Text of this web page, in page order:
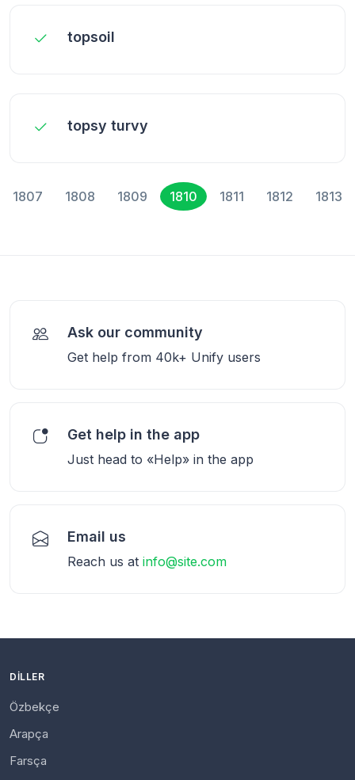
topsoil
topsy turvy
1807 1808 1809 1810 1811 1812 1813
Ask our community
Get help from 40k+ Unify users
Get help in the app
Just head to «Help» in the app
Email us
Reach us at info@site.com
DILLER
Özbekçe
Arapça
Farsça